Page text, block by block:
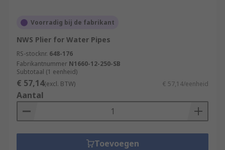
Voorradig bij de fabrikant
NWS Plier for Water Pipes
RS-stocknr. 648-176
Fabrikantnummer N1660-12-250-SB
Subtotaal (1 eenheid)
€ 57,14(excl. BTW) € 57,14/eenheid
Aantal
Toevoegen